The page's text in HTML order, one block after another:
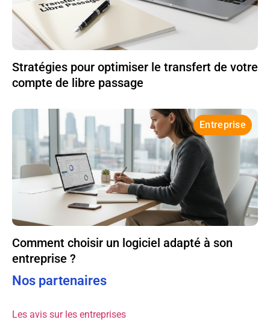
Stratégies pour optimiser le transfert de votre
compte de libre passage
Entreprise
Comment choisir un logiciel adapté à son
entreprise ?
Nos partenaires
Les avis sur les entreprises